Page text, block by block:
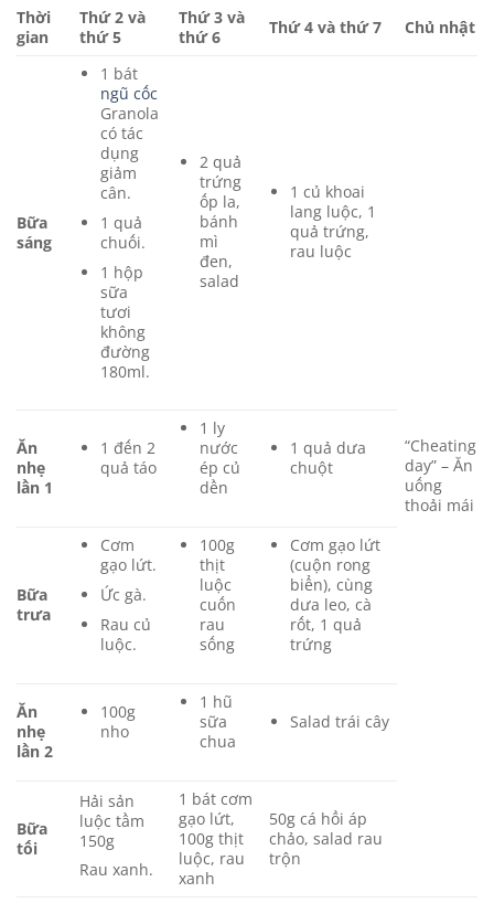
Thời
gian
Thứ 2 và
thứ 5
Thứ 3 và
thứ 6
Thứ 4 và thứ 7 Chủ nhật
Bữa
sáng
1 bát
ngũ cốc
Granola
có tác
dụng
giảm
cân.
1 quả
chuối.
1 hộp
sữa
tươi
không
đường
180ml.
2 quả
trứng
ốp la,
bánh
mì
đen,
salad
1 củ khoai
lang luộc, 1
quả trứng,
rau luộc
“Cheating
day” – Ăn
uống
thoải mái
Ăn
nhẹ
lần 1
1 đến 2
quả táo
1 ly
nước
ép củ
dền
1 quả dưa
chuột
Bữa
trưa
Cơm
gạo lứt.
Ức gà.
Rau củ
luộc.
100g
thịt
luộc
cuốn
rau
sống
Cơm gạo lứt
(cuộn rong
biển), cùng
dưa leo, cà
rốt, 1 quả
trứng
Ăn
nhẹ
lần 2
100g
nho
1 hũ
sữa
chua
Salad trái cây
Bữa
tối
Hải sản
luộc tầm
150g
Rau xanh.
1 bát cơm
gạo lứt,
100g thịt
luộc, rau
xanh
50g cá hồi áp
chảo, salad rau
trộn